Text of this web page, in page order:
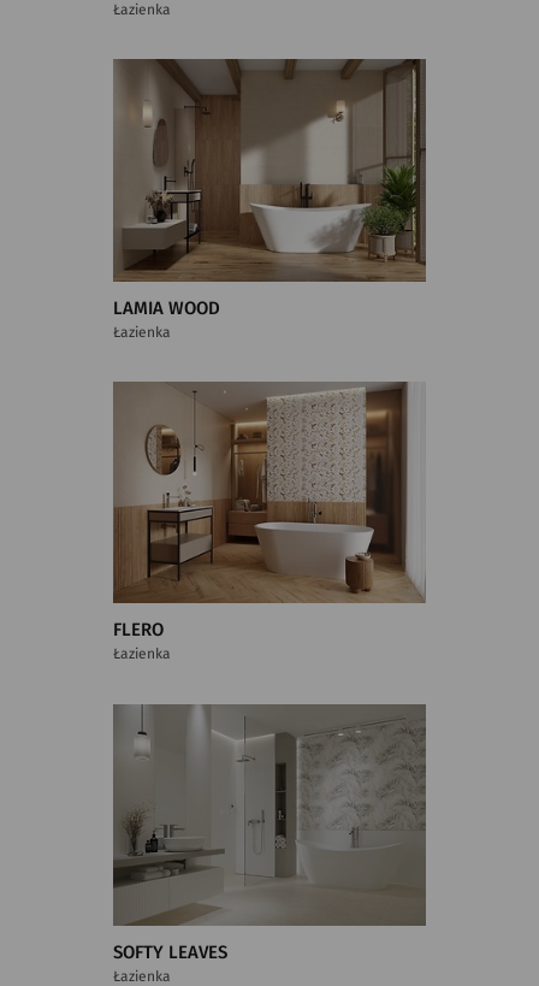
Łazienka
LAMIA WOOD
Łazienka
FLERO
Łazienka
SOFTY LEAVES
Łazienka